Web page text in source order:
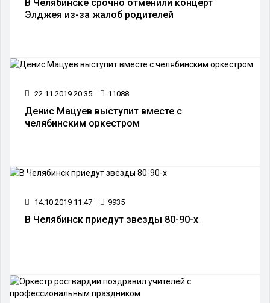
В Челябинске срочно отменили концерт
Элджея из-за жалоб родителей
22.11.2019 20:35 11088
Денис Мацуев выступит вместе с
челябинским оркестром
14.10.2019 11:47 9935
В Челябинск приедут звезды 80-90-х